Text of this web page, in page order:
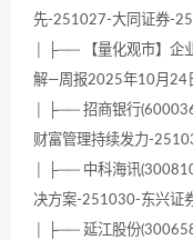
先-251027-大同证券-
│ ├── 【量化观市】企
解—周报2025年10月24
│ ├── 招商银行
财富管理持续发力-
│ ├── 中科海讯
决方案-251030-东兴证
│ ├── 延江股份